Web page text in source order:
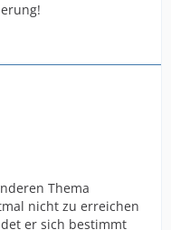
Thema
nicht zu erreichen
er sich bestimmt